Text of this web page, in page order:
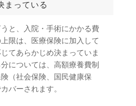
まっている
と、入院・手術にかかる費
限は、医療保険に加入して
てあらかじめ決まっていま
については、高額療養費制
（社会保険、国民健康保
バーされます。